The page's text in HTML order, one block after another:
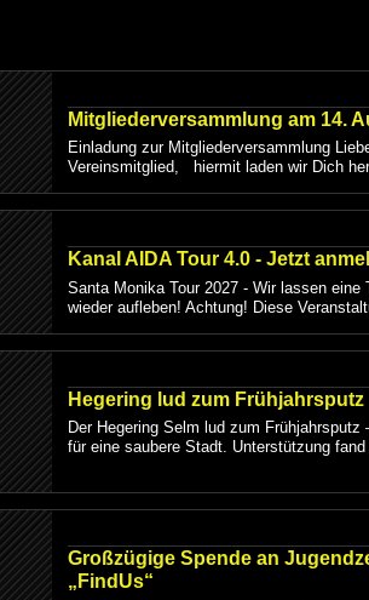
Mitgliederversammlung am 14.
Einladung zur Mitgliederversammlung
Vereinsmitglied, hiermit laden wir Dich
Kanal AIDA Tour 4.0 - Jetzt
Santa Monika Tour 2027 - Wir lassen eine
wieder aufleben! Achtung! Diese
Hegering lud zum Frühjahrsputz
Der Hegering Selm lud zum Frühjahrsputz
für eine saubere Stadt. Unterstützung
Großzügige Spende an
„FindUs“